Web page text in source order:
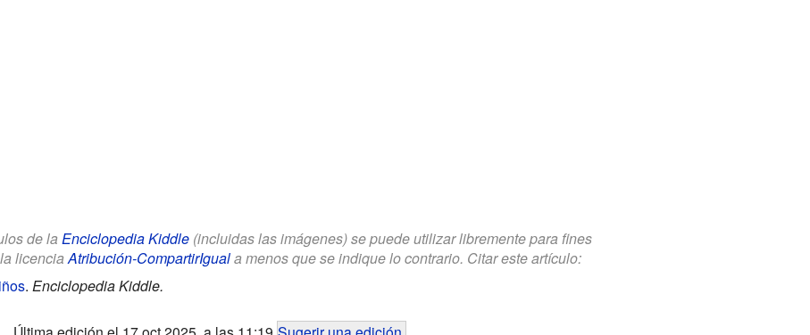
de la Enciclopedia Kiddle(incluidas las imágenes) se puede utilizar libremente para fines
licencia Atribución-CompartirIguala menos que se indique lo contrario. Citar este artículo:
. Enciclopedia Kiddle.